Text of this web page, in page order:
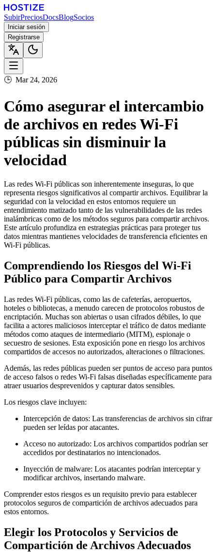
SubirPreciosDocsBlogSocios
Iniciar sesión
Registrarse
🕒 Mar 24, 2026
Cómo asegurar el intercambio
de archivos en redes Wi-Fi
públicas sin disminuir la
velocidad
Las redes Wi-Fi públicas son inherentemente inseguras, lo que
representa riesgos significativos al compartir archivos. Equilibrar la
seguridad con la velocidad en estos entornos requiere un
entendimiento matizado tanto de las vulnerabilidades de las redes
inalámbricas como de los métodos seguros para compartir archivos.
Este artículo profundiza en estrategias prácticas para proteger tus
datos mientras mantienes velocidades de transferencia eficientes en
Wi-Fi públicas.
Comprendiendo los Riesgos del Wi-Fi
Público para Compartir Archivos
Las redes Wi-Fi públicas, como las de cafeterías, aeropuertos,
hoteles o bibliotecas, a menudo carecen de protocolos robustos de
encriptación. Muchas son abiertas o usan cifrados débiles, lo que
facilita a actores maliciosos interceptar el tráfico de datos mediante
métodos como ataques de intermediario (MITM), espionaje o
secuestro de sesiones. Esta exposición pone en riesgo los archivos
compartidos de accesos no autorizados, alteraciones o filtraciones.
Además, las redes públicas pueden ser puntos de acceso para puntos
de acceso falsos o redes Wi-Fi falsas diseñadas específicamente para
atraer usuarios desprevenidos y capturar datos sensibles.
Los riesgos clave incluyen:
Intercepción de datos: Las transferencias de archivos sin cifrar
pueden ser leídas por atacantes.
Acceso no autorizado: Los archivos compartidos podrían ser
accedidos por destinatarios no intencionados.
Inyección de malware: Los atacantes podrían interceptar y
modificar archivos, insertando malware.
Comprender estos riesgos es un requisito previo para establecer
protocolos seguros de compartición de archivos adecuados para
estos entornos.
Elegir los Protocolos y Servicios de
Compartición de Archivos Adecuados